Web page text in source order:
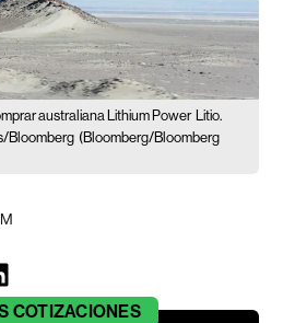
australiana Lithium Power
Litio.
Bloomberg (Bloomberg/Bloomberg
COTIZACIONES